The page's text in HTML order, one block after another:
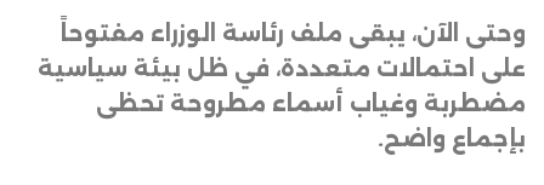
وحتى الآن، يبقى ملف رئاسة الوزراء مفتوحاً
على احتمالات متعددة، في ظل بيئة سياسية
مضطربة وغياب أسماء مطروحة تحظى
بإجماع واضح.